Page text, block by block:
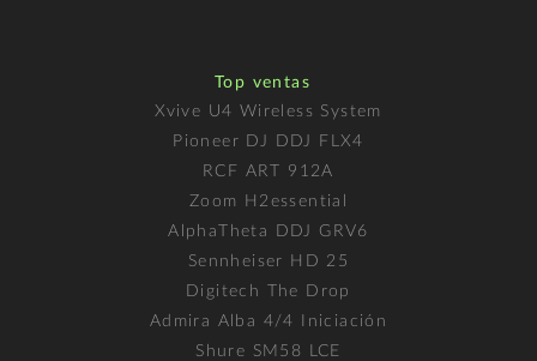
Top ventas
Xvive U4 Wireless System
Pioneer DJ DDJ FLX4
RCF ART 912A
Zoom H2essential
AlphaTheta DDJ GRV6
Sennheiser HD 25
Digitech The Drop
Admira Alba 4/4 Iniciación
Shure SM58 LCE